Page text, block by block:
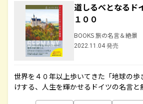
道しるべとなるド
１００
BOOKS 旅の名言＆絶景
2022.11.04 発売
世界を４０年以上歩いてきた「地球の歩
けする、人生を輝かせるドイツの名言と